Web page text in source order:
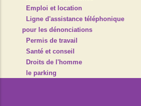
Emploi et location
Ligne d'assistance téléphonique
pour les dénonciations
Permis de travail
Santé et conseil
Droits de l'homme
le parking